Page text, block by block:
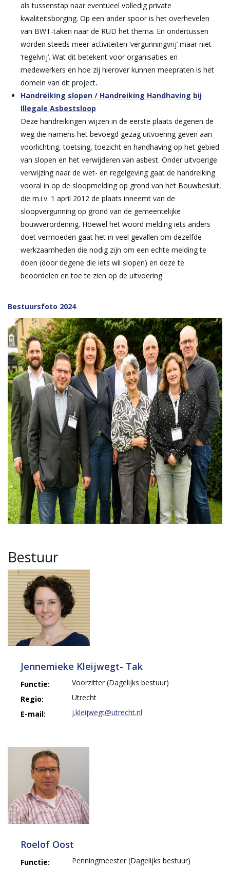
als tussenstap naar eventueel volledig private
kwaliteitsborging. Op een ander spoor is het overhevelen
van BWT-taken naar de RUD het thema. En ondertussen
worden steeds meer activiteiten ‘vergunningvrij’ maar niet
‘regelvrij’. Wat dit betekent voor organisaties en
medewerkers en hoe zij hierover kunnen meepraten is het
domein van dit project.
Handreiking slopen / Handreiking Handhaving bij
Illegale Asbestsloop
Deze handreikingen wijzen in de eerste plaats degenen de
weg die namens het bevoegd gezag uitvoering geven aan
voorlichting, toetsing, toezicht en handhaving op het gebied
van slopen en het verwijderen van asbest. Onder uitvoerige
verwijzing naar de wet- en regelgeving gaat de handreiking
vooral in op de sloopmelding op grond van het Bouwbesluit,
die m.i.v. 1 april 2012 de plaats inneemt van de
sloopvergunning op grond van de gemeentelijke
bouwverordening. Hoewel het woord melding iets anders
doet vermoeden gaat het in veel gevallen om dezelfde
werkzaamheden die nodig zijn om een echte melding te
doen (door degene die iets wil slopen) en deze te
beoordelen en toe te zien op de uitvoering.
Bestuursfoto 2024
Bestuur
Jennemieke Kleijwegt- Tak
Functie:
Voorzitter (Dagelijks bestuur)
Regio:
Utrecht
E-mail:
j.kleijwegt@utrecht.nl
Roelof Oost
Functie:
Penningmeester (Dagelijks bestuur)